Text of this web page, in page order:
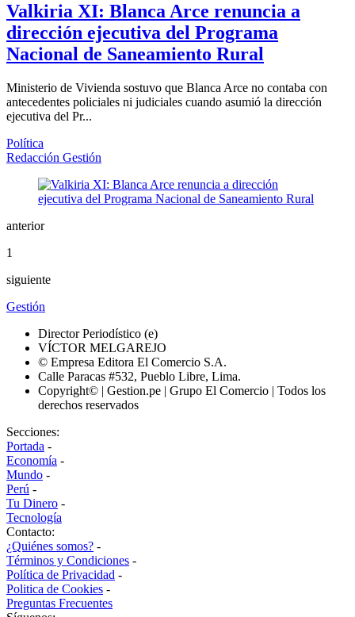
Valkiria XI: Blanca Arce renuncia a
dirección ejecutiva del Programa
Nacional de Saneamiento Rural
Ministerio de Vivienda sostuvo que Blanca Arce no contaba con
antecedentes policiales ni judiciales cuando asumió la dirección
ejecutiva del Pr...
Política
Redacción Gestión
anterior
1
siguiente
Gestión
Director Periodístico (e)
VÍCTOR MELGAREJO
© Empresa Editora El Comercio S.A.
Calle Paracas #532, Pueblo Libre, Lima.
Copyright© | Gestion.pe | Grupo El Comercio | Todos los
derechos reservados
Secciones:
Portada -
Economía -
Mundo -
Perú -
Tu Dinero -
Tecnología
Contacto:
¿Quiénes somos? -
Términos y Condiciones -
Política de Privacidad -
Politica de Cookies -
Preguntas Frecuentes